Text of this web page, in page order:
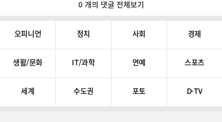
0 개의 댓글 전체보기
오피니언 정치 사회 경제
생활/문화 IT/과학 연예 스포츠
세계 수도권 포토 D-TV